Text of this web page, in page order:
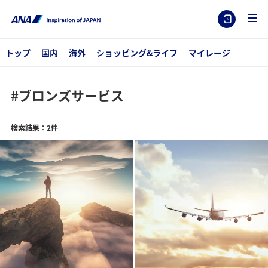
トップ 国内 海外 ショッピング&ライフ マイレージ
#ブロンズサービス
検索結果：2件